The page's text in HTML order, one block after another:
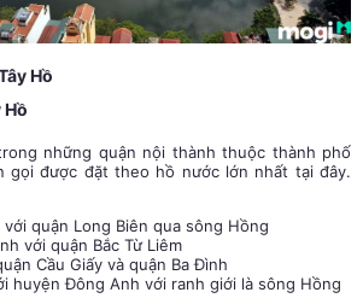
Hồ
Hồ
những quận nội thành thuộc thành phố
gọi được đặt theo hồ nước lớn nhất tại đây.
quận Long Biên qua sông Hồng
với quận Bắc Từ Liêm
Cầu Giấy và quận Ba Đình
huyện Đông Anh với ranh giới là sông Hồng